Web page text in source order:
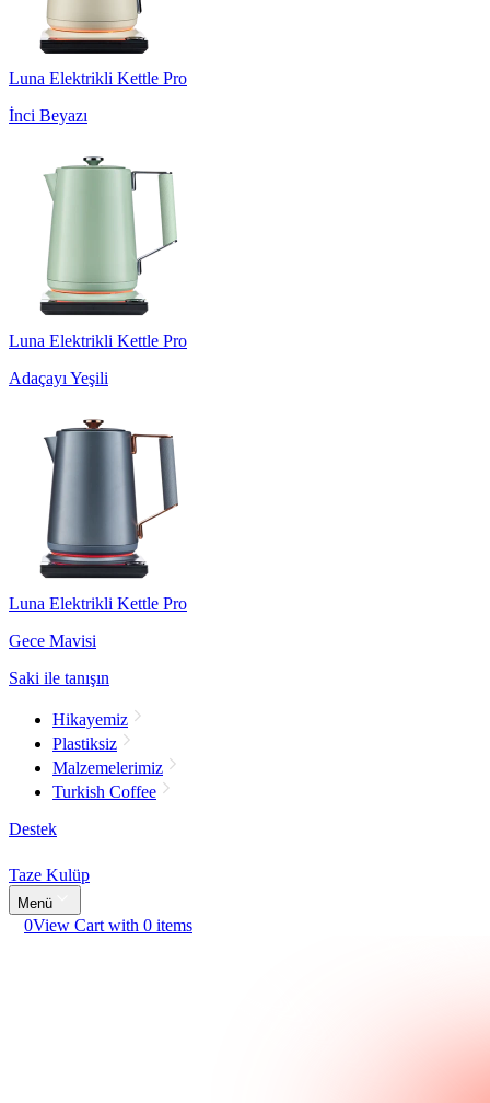
Luna Elektrikli Kettle Pro
İnci Beyazı
Luna Elektrikli Kettle Pro
Adaçayı Yeşili
Luna Elektrikli Kettle Pro
Gece Mavisi
Saki ile tanışın
Hikayemiz
Plastiksiz
Malzemelerimiz
Turkish Coffee
Destek
Taze Kulüp
Menü
0View Cart with 0 items